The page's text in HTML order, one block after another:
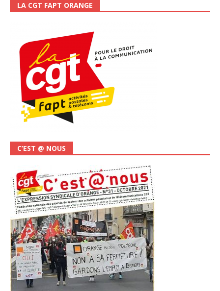
LA CGT FAPT ORANGE
C’EST @ NOUS